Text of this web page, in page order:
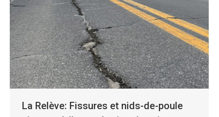
La Relève: Fissures et nids-de-poule